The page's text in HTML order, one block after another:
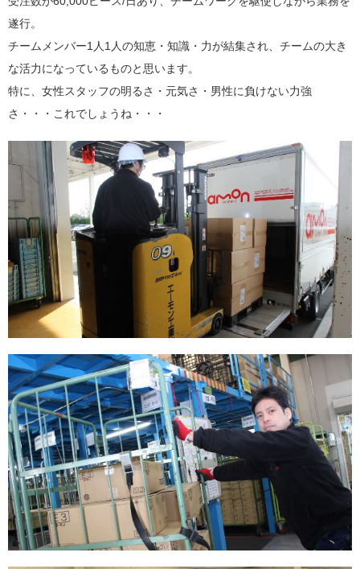
遂行。
チームメンバー1人1人の知恵・知識・力が結集され、チームの大き
な活力になっているものと思います。
特に、女性スタッフの明るさ・元気さ・男性に負けない力強
さ・・・これでしょうね・・・